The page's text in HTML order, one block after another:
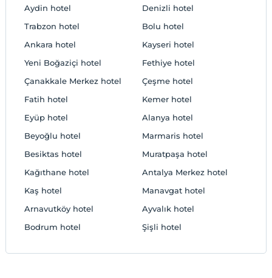
Aydin hotel
Trabzon hotel
Ankara hotel
Denizli hotel
Bolu hotel
Kayseri hotel
Yeni Boğaziçi hotel
Çanakkale Merkez‎ hotel
Fatih hotel
Eyüp hotel
Beyoğlu hotel
Besiktas hotel
Kağıthane hotel
Kaş hotel
Arnavutköy hotel
Bodrum hotel
Fethiye hotel
Çeşme hotel
Kemer hotel
Alanya hotel
Marmaris hotel
Muratpaşa hotel
Antalya Merkez hotel
Manavgat hotel
Ayvalık hotel
Şişli hotel